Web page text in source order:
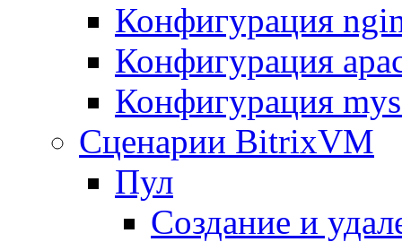
Конфигурация
Конфигурация
Конфигурация
Сценарии BitrixVM
Пул
Создание и